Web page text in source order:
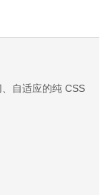
自适应的纯 CSS 方案